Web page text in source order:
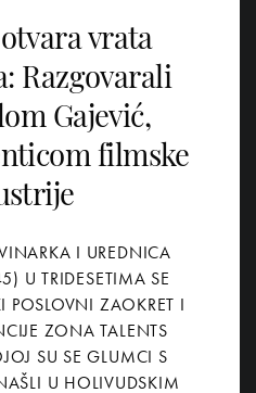
vrata
Razgovarali
Gajević,
filmske
I UREDNICA
U TRIDESETIMA SE
POSLOVNI ZAOKRET I
ZONA TALENTS
SU SE GLUMCI S
U HOLIVUDSKIM